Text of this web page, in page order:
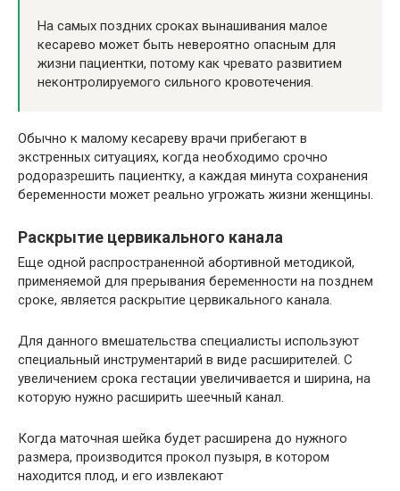
На самых поздних сроках вынашивания малое
кесарево может быть невероятно опасным для
жизни пациентки, потому как чревато развитием
неконтролируемого сильного кровотечения.
Обычно к малому кесареву врачи прибегают в
экстренных ситуациях, когда необходимо срочно
родоразрешить пациентку, а каждая минута сохранения
беременности может реально угрожать жизни женщины.
Раскрытие цервикального канала
Еще одной распространенной абортивной методикой,
применяемой для прерывания беременности на позднем
сроке, является раскрытие цервикального канала.
Для данного вмешательства специалисты используют
специальный инструментарий в виде расширителей. С
увеличением срока гестации увеличивается и ширина, на
которую нужно расширить шеечный канал.
Когда маточная шейка будет расширена до нужного
размера, производится прокол пузыря, в котором
находится плод, и его извлекают